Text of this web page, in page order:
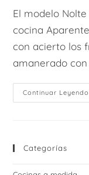
entrada:
El modelo
cocina
con acierto los
amanerado
Continuar Leyendo
Categorías